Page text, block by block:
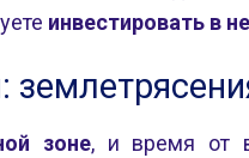
инвестировать в
зоне, и время от